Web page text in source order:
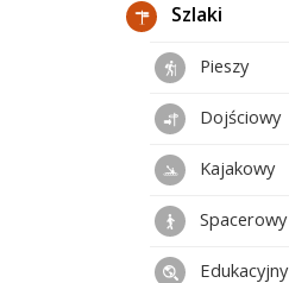
Szlaki
Pieszy
Dojściowy
Kajakowy
Spacerowy
Edukacyjny